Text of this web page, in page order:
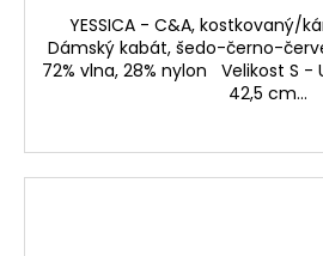
YESSICA - C&A, kostkovaný/
Dámský kabát, šedo-černo-
72% vlna, 28% nylon Velikost S -
42,5 cm...